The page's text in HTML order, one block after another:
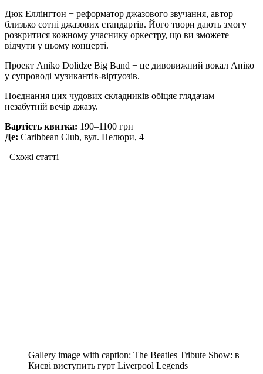
Дюк Еллінгтон − реформатор джазового звучання, автор
близько сотні джазових стандартів. Його твори дають змогу
розкритися кожному учаснику оркестру, що ви зможете
відчути у цьому концерті.
Проект Aniko Dolidze Big Band − це дивовижний вокал Аніко
у супроводі музикантів-віртуозів.
Поєднання цих чудових складників обіцяє глядачам
незабутній вечір джазу.
Вартість квитка: 190–1100 грн
Де: Caribbean Club, вул. Пелюри, 4
Схожі статтi
Gallery image with caption: The Beatles Tribute Show: в
Києві виступить гурт Liverpool Legends